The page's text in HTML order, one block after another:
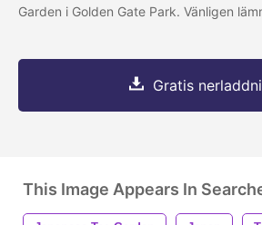
Garden i Golden Gate Park. Vänligen
Gratis
This Image Appears In